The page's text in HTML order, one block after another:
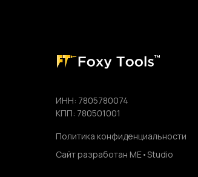
Сайт разработан ME•Studio
ИНН: 7805780074
КПП: 780501001
Политика конфиденциальности